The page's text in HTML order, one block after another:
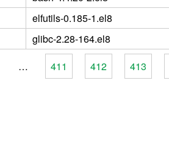
elfutils-0.185-1.el8
glibc-2.28-164.el8
… 411 412 413